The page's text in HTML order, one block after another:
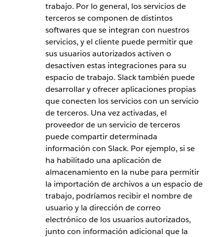
trabajo. Por lo general, los servicios de
terceros se componen de distintos
softwares que se integran con nuestros
servicios, y el cliente puede permitir que
sus usuarios autorizados activen o
desactiven estas integraciones para su
espacio de trabajo. Slack también puede
desarrollar y ofrecer aplicaciones propias
que conecten los servicios con un servicio
de terceros. Una vez activadas, el
proveedor de un servicio de terceros
puede compartir determinada
información con Slack. Por ejemplo, si se
ha habilitado una aplicación de
almacenamiento en la nube para permitir
la importación de archivos a un espacio de
trabajo, podríamos recibir el nombre de
usuario y la dirección de correo
electrónico de los usuarios autorizados,
junto con información adicional que la